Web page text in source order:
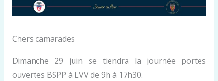
Chers camarades
Dimanche 29 juin se tiendra la journée portes
ouvertes BSPP à LVV de 9h à 17h30.